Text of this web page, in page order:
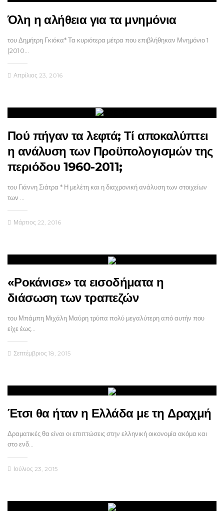
Όλη η αλήθεια για τα μνημόνια
του Δημήτρη Γκιόκα* Τα κυριότερα μέτρα που επιβλήθηκαν Μνημόνιο 1
(2010…
Απρίλιος 23, 2016
Πού πήγαν τα λεφτά; Τί αποκαλύπτει
η ανάλυση των Προϋπολογισμών της
περιόδου 1960-2011;
του Γιάννη Σιάτρα * Η μελέτη και η διαχρονική ανάλυση των στοιχείων
των …
Μάρτιος 22, 2016
«Ροκάνισε» τα εισοδήματα η
διάσωση των τραπεζών
του Μπάμπη Μιχάλη Μαύρη τρύπα πολύ μεγαλύτερη από αυτήν που
είχε έως…
Σεπτέμβριος 18, 2015
Έτσι θα ήταν η Ελλάδα με τη Δραχμή
Δραματικές θα είναι οι επιπτώσεις στην ελληνική οικονομία ακόμα και
στο ενδ…
Ιούλιος 23, 2015